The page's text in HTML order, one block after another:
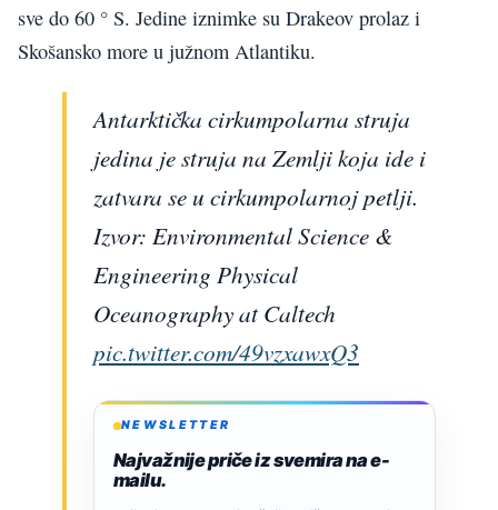
sve do 60 ° S. Jedine iznimke su Drakeov prolaz i
Skošansko more u južnom Atlantiku.
Antarktička cirkumpolarna struja
jedina je struja na Zemlji koja ide i
zatvara se u cirkumpolarnoj petlji.
Izvor: Environmental Science &
Engineering Physical
Oceanography at Caltech
pic.twitter.com/49vzxawxQ3
NEWSLETTER
Najvažnije priče iz svemira na e-
mailu.